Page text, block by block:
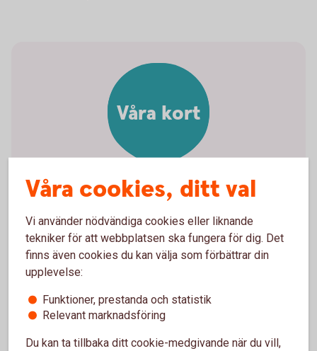
Våra kort
Våra kort för privatpersoner
och företag
Kort förprivatpersoner
Företagskort
Våra cookies, ditt val
Vi använder nödvändiga cookies eller liknande
tekniker för att webbplatsen ska fungera för dig. Det
finns även cookies du kan välja som förbättrar din
upplevelse:
Funktioner, prestanda och statistik
Relevant marknadsföring
Du kan ta tillbaka ditt cookie-medgivande när du vill,